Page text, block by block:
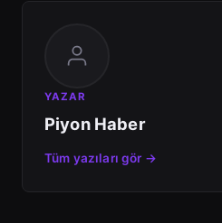
YAZAR
Piyon Haber
Tüm yazıları gör →